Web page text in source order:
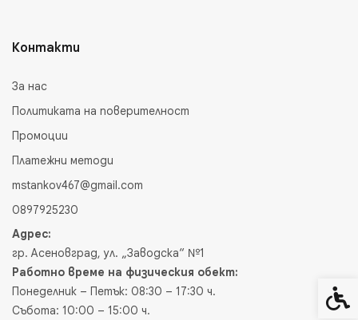
Контакти
За нас
Политиката на поверителност
Промоции
Платежни методи
mstankov467@gmail.com
0897925230
Адрес:
гр. Асеновград, ул. „Заводска“ №1
Работно време на физическия обект:
Понеделник – Петък: 08:30 – 17:30 ч.
Събота: 10:00 – 15:00 ч.